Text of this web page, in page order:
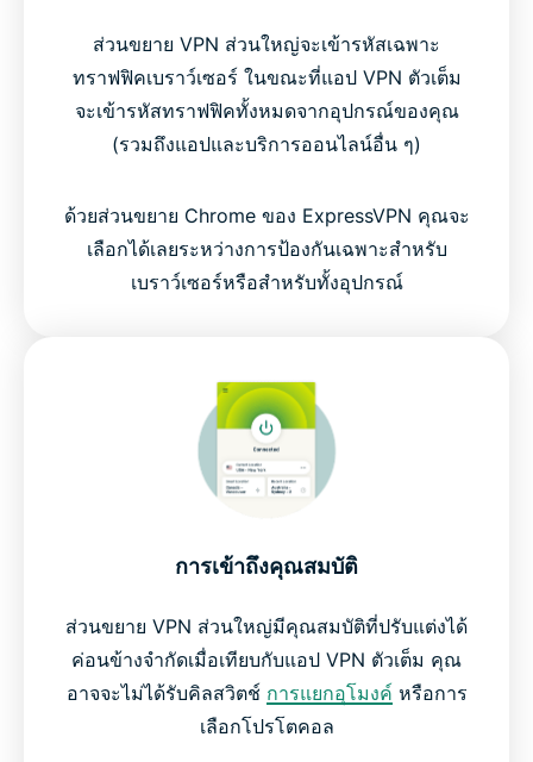
ส่วนขยาย VPN ส่วนใหญ่จะเข้ารหัสเฉพาะ
ทราฟฟิคเบราว์เซอร์ ในขณะที่แอป VPN ตัวเต็ม
จะเข้ารหัสทราฟฟิคทั้งหมดจากอุปกรณ์ของคุณ
(รวมถึงแอปและบริการออนไลน์อื่น ๆ)
ด้วยส่วนขยาย Chrome ของ ExpressVPN คุณจะ
เลือกได้เลยระหว่างการป้องกันเฉพาะสำหรับ
เบราว์เซอร์หรือสำหรับทั้งอุปกรณ์
การเข้าถึงคุณสมบัติ
ส่วนขยาย VPN ส่วนใหญ่มีคุณสมบัติที่ปรับแต่งได้
ค่อนข้างจำกัดเมื่อเทียบกับแอป VPN ตัวเต็ม คุณ
อาจจะไม่ได้รับคิลสวิตช์ การแยกอุโมงค์ หรือการ
เลือกโปรโตคอล